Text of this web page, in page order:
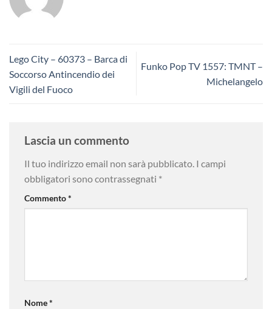
Lego City – 60373 – Barca di
Soccorso Antincendio dei
Vigili del Fuoco
Funko Pop TV 1557: TMNT –
Michelangelo
Lascia un commento
Il tuo indirizzo email non sarà pubblicato. I campi
obbligatori sono contrassegnati *
Commento*
Nome*